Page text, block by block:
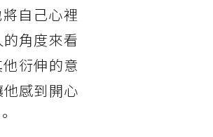
自己心裡
角度來看
衍伸的意
感到開心